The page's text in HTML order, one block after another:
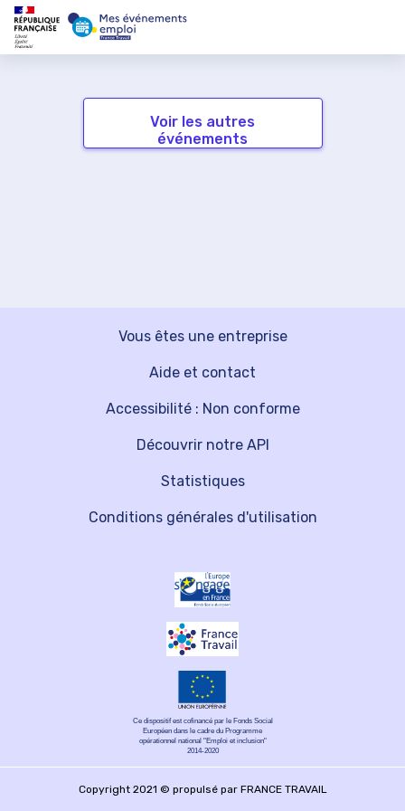
Voir les autres
événements
Vous êtes une entreprise
Découvrir notre API
Aide et contact
Statistiques
Accessibilité : Non conforme
Conditions générales d'utilisation
Ce dispositif est cofinancé par le Fonds Social
Européen dans le cadre du Programme
opérationnel national "Emploi et inclusion"
2014-2020
Copyright 2021 © propulsé par FRANCE TRAVAIL